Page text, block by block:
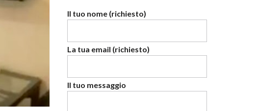
Il tuo nome (richiesto)
La tua email (richiesto)
Il tuo messaggio